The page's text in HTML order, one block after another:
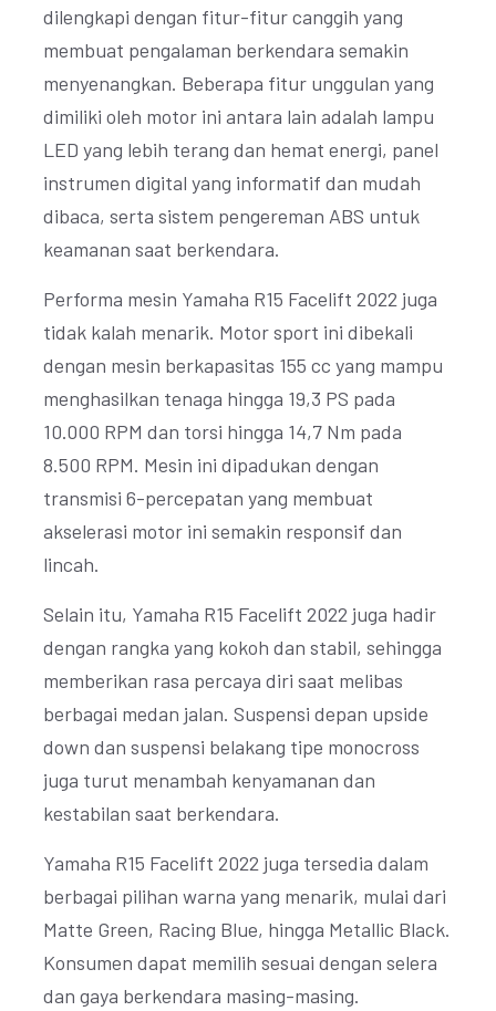
dilengkapi dengan fitur-fitur canggih yang
membuat pengalaman berkendara semakin
menyenangkan. Beberapa fitur unggulan yang
dimiliki oleh motor ini antara lain adalah lampu
LED yang lebih terang dan hemat energi, panel
instrumen digital yang informatif dan mudah
dibaca, serta sistem pengereman ABS untuk
keamanan saat berkendara.
Performa mesin Yamaha R15 Facelift 2022 juga
tidak kalah menarik. Motor sport ini dibekali
dengan mesin berkapasitas 155 cc yang mampu
menghasilkan tenaga hingga 19,3 PS pada
10.000 RPM dan torsi hingga 14,7 Nm pada
8.500 RPM. Mesin ini dipadukan dengan
transmisi 6-percepatan yang membuat
akselerasi motor ini semakin responsif dan
lincah.
Selain itu, Yamaha R15 Facelift 2022 juga hadir
dengan rangka yang kokoh dan stabil, sehingga
memberikan rasa percaya diri saat melibas
berbagai medan jalan. Suspensi depan upside
down dan suspensi belakang tipe monocross
juga turut menambah kenyamanan dan
kestabilan saat berkendara.
Yamaha R15 Facelift 2022 juga tersedia dalam
berbagai pilihan warna yang menarik, mulai dari
Matte Green, Racing Blue, hingga Metallic Black.
Konsumen dapat memilih sesuai dengan selera
dan gaya berkendara masing-masing.